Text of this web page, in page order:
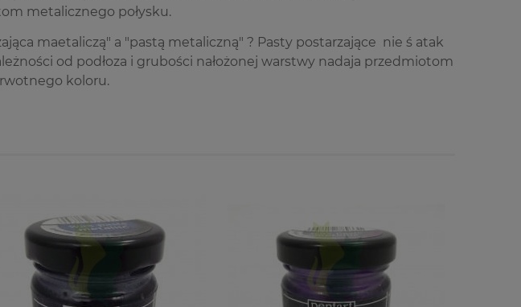
metalicznego połysku.
maetaliczą" a "pastą metaliczną" ? Pasty postarzające nie ś atak
od podłoza i grubości nałożonej warstwy nadaja przedmiotom
koloru.